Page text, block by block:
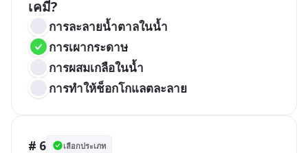
เคมี?
การละลายน้ำตาลในน้ำ
การเผากระดาษ
การผสมเกลือในน้ำ
การทำให้ช็อกโกแลตละลาย
# 6 เลือกประเภท